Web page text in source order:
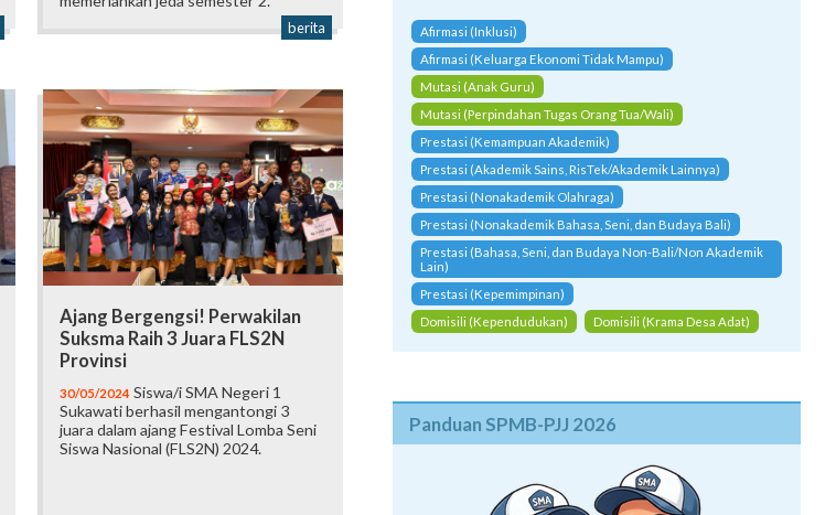
berita
Ajang Bergengsi! Perwakilan
Suksma Raih 3 Juara FLS2N
Provinsi
30/05/2024 Siswa/i SMA Negeri 1
Sukawati berhasil mengantongi 3
juara dalam ajang Festival Lomba Seni
Siswa Nasional (FLS2N) 2024.
Afirmasi (Inklusi)
Afirmasi (Keluarga Ekonomi Tidak Mampu)
Mutasi (Anak Guru)
Mutasi (Perpindahan Tugas Orang Tua/Wali)
Prestasi (Kemampuan Akademik)
Prestasi (Akademik Sains, RisTek/Akademik Lainnya)
Prestasi (Nonakademik Olahraga)
Prestasi (Nonakademik Bahasa, Seni, dan Budaya Bali)
Prestasi (Bahasa, Seni, dan Budaya Non-Bali/Non Akademik
Lain)
Prestasi (Kepemimpinan)
Domisili (Kependudukan)
Domisili (Krama Desa Adat)
Panduan SPMB-PJJ 2026